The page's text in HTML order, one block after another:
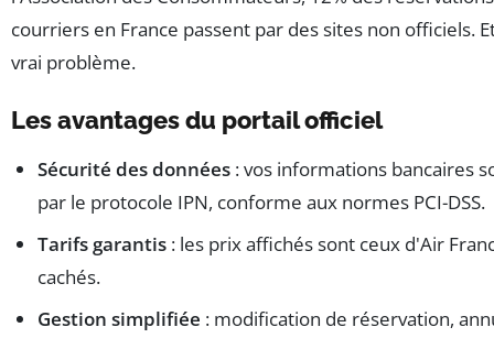
courriers en France passent par des sites non officiels.
vrai problème.
Les avantages du portail officiel
Sécurité des données : vos informations bancaires
par le protocole IPN, conforme aux normes PCI-DSS.
Tarifs garantis : les prix affichés sont ceux d'Air
cachés.
Gestion simplifiée : modification de réservation,